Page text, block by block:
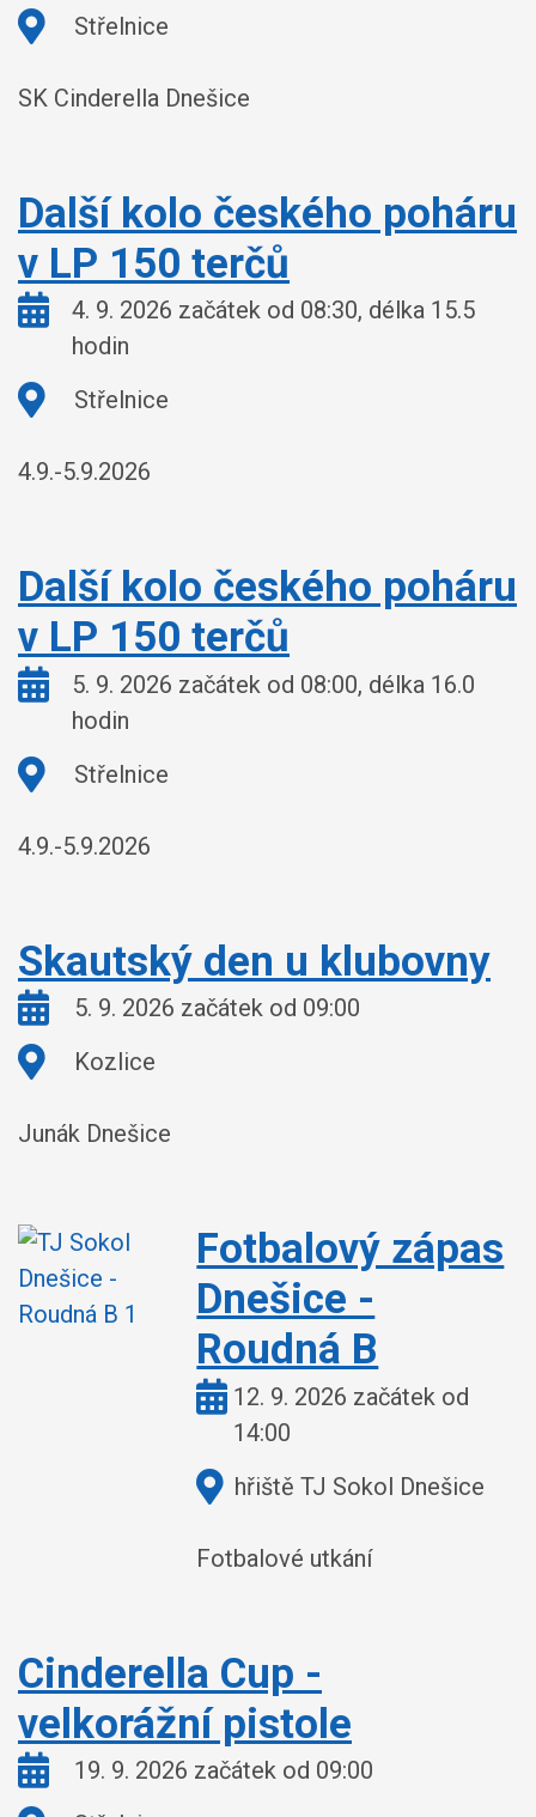
Kde:
Střelnice
SK Cinderella Dnešice
Další kolo českého poháru
v LP 150 terčů
Kdy:
4. 9. 2026 začátek od 08:30, délka 15.5
hodin
Kde:
Střelnice
4.9.-5.9.2026
Další kolo českého poháru
v LP 150 terčů
Kdy:
5. 9. 2026 začátek od 08:00, délka 16.0
hodin
Kde:
Střelnice
4.9.-5.9.2026
Skautský den u klubovny
Kdy:
5. 9. 2026 začátek od 09:00
Kde:
Kozlice
Junák Dnešice
Fotbalový zápas
Dnešice -
Roudná B
Kdy:12. 9. 2026 začátek od
14:00
Kde:hřiště TJ Sokol Dnešice
Fotbalové utkání
Cinderella Cup -
velkorážní pistole
Kdy:
19. 9. 2026 začátek od 09:00